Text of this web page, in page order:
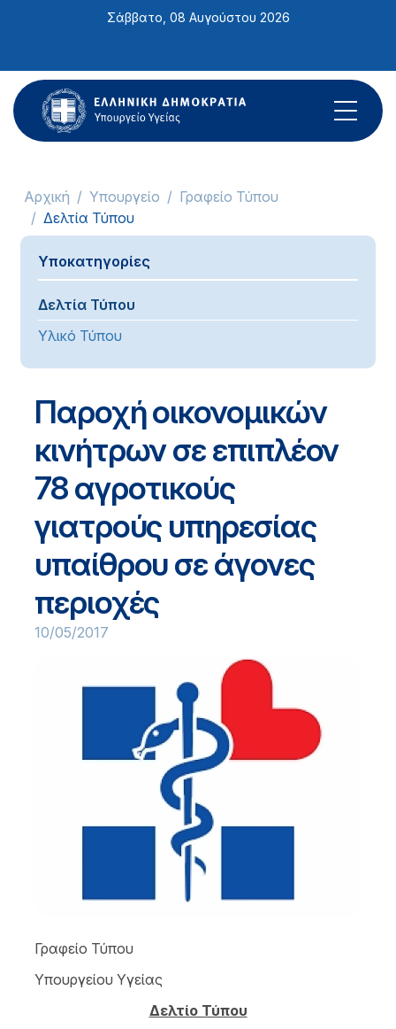
ιστότοπος
περιλαμβάνει
ένα
σύστημα
Σάββατο, 08 Αυγούστου 2026
Αρχική Υπουργείο
Γραφείο Τύπου
Δελτία Τύπου
Υποκατηγορίες
Δελτία Τύπου
Υλικό Τύπου
Παροχή οικονομικών
κινήτρων σε επιπλέον
78 αγροτικούς
γιατρούς υπηρεσίας
υπαίθρου σε άγονες
περιοχές
10/05/2017
Γραφείο Τύπου
Υπουργείου Υγείας
Δελτίο Τύπου